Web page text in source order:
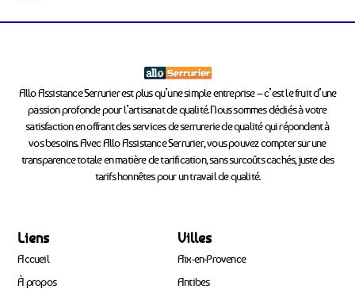
Allo Assistance Serrurier est plus qu’une simple entreprise – c’est le fruit d’une
passion profonde pour l’artisanat de qualité. Nous sommes dédiés à votre
satisfaction en offrant des services de serrurerie de qualité qui répondent à
vos besoins. Avec Allo Assistance Serrurier, vous pouvez compter sur une
transparence totale en matière de tarification, sans surcoûts cachés, juste des
tarifs honnêtes pour un travail de qualité.
Liens
Accueil
À propos
Villes
Aix-en-Provence
Antibes